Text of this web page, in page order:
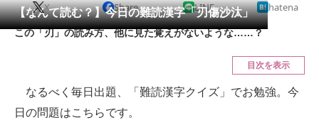
会員記事
ITの今と未来を見通す
【なんて読む？】今日の難読漢字「刃傷沙汰」
X Share LINE hatena
この「刃」の読み方、他に見た覚えがないような……？
目次を表示
なるべく毎日出題、「難読漢字クイズ」でお勉強。今
日の問題はこちらです。